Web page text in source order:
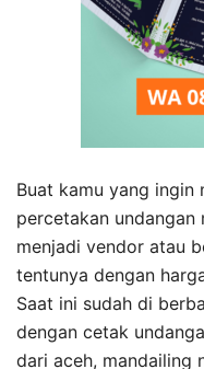
Buat kamu yang ingin
percetakan
menjadi vendor atau
tentunya dengan
Saat ini sudah di
dengan cetak
dari aceh, mandailing